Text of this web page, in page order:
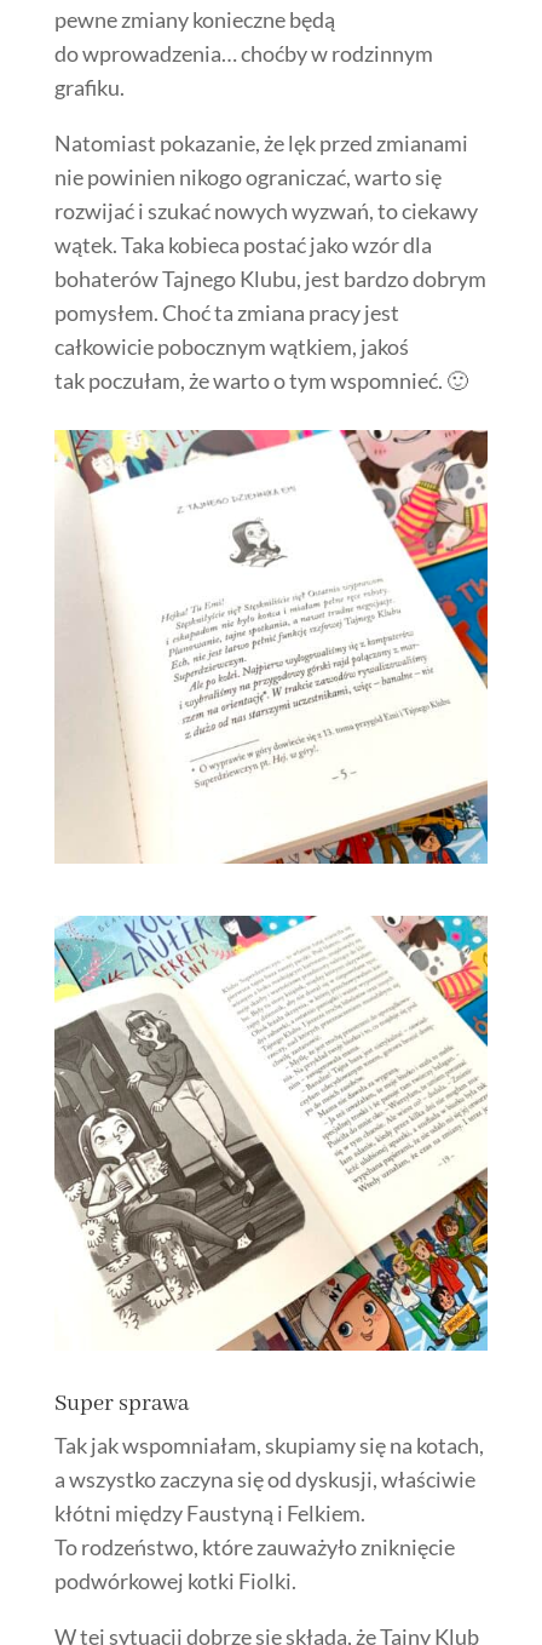
pewne zmiany konieczne będą
do wprowadzenia… choćby w rodzinnym
grafiku.
Natomiast pokazanie, że lęk przed zmianami
nie powinien nikogo ograniczać, warto się
rozwijać i szukać nowych wyzwań, to ciekawy
wątek. Taka kobieca postać jako wzór dla
bohaterów Tajnego Klubu, jest bardzo dobrym
pomysłem. Choć ta zmiana pracy jest
całkowicie pobocznym wątkiem, jakoś
tak poczułam, że warto o tym wspomnieć. 🙂
Super sprawa
Tak jak wspomniałam, skupiamy się na kotach,
a wszystko zaczyna się od dyskusji, właściwie
kłótni między Faustyną i Felkiem.
To rodzeństwo, które zauważyło zniknięcie
podwórkowej kotki Fiolki.
W tej sytuacji dobrze się składa, że Tajny Klub